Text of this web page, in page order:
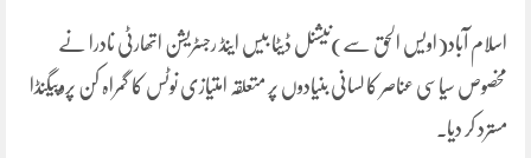
اسلام آباد(اویس الحق سے)نیشنل ڈیٹا بیس اینڈ رجسٹریشن اتھارٹی نادرا نے
مخصوص سیاسی عناصر کا لسانی بنیادوں پر متعلقہ امتیازی نوٹس کا گمراہ کن پروپیگنڈا
مسترد کر دیا۔